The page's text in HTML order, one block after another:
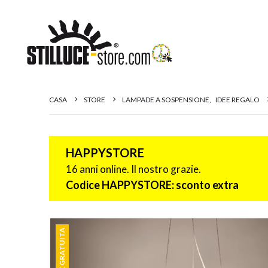
CASA STORE LAMPADE A SOSPENSIONE, IDEE REGALO
HAPPYSTORE
16 anni online. Il nostro grazie.
Codice HAPPYSTORE: sconto extra